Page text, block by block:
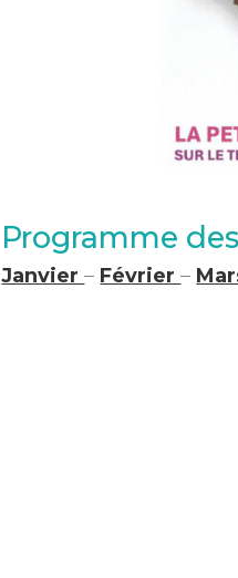
Programme
Janvier– Février–